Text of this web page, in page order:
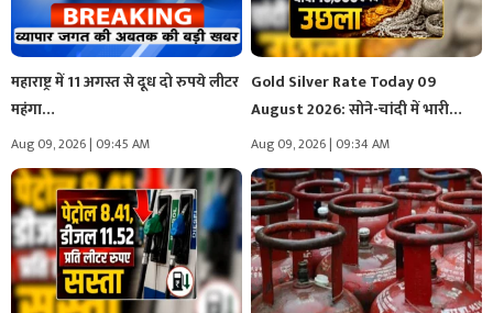
महाराष्ट्र में 11 अगस्त से दूध दो रुपये लीटर
महंगा…
Aug 09, 2026 | 09:45 AM
Gold Silver Rate Today 09
August 2026: सोने-चांदी में भारी…
Aug 09, 2026 | 09:34 AM